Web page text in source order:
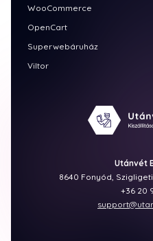
Utánvét
8640 Fonyód,
+36 20
WooCommerce
OpenCart
Superwebáruház
Viltor